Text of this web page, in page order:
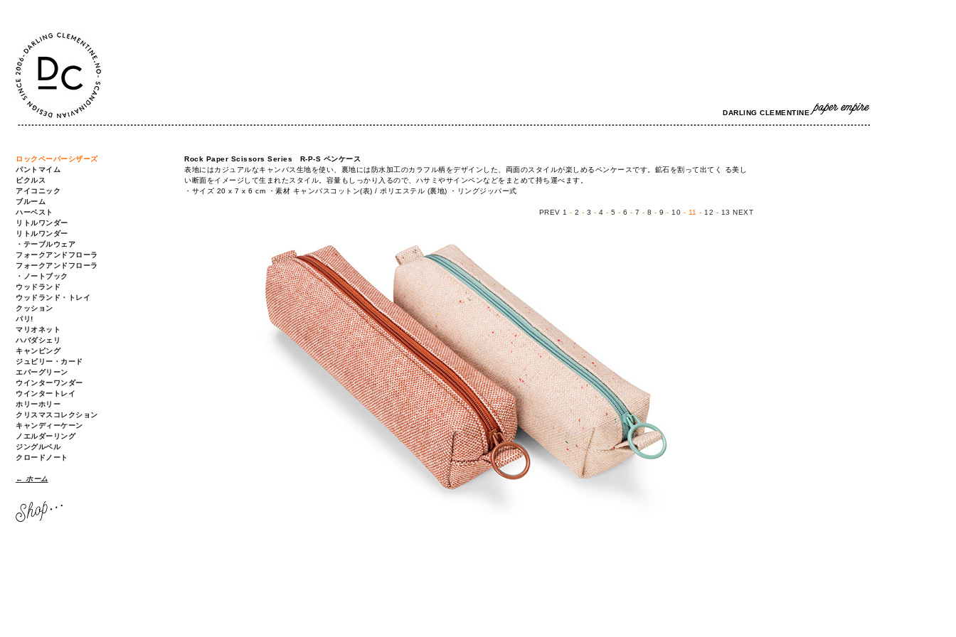
DARLING CLEMENTINE
ロックペーパーシザーズ
パントマイム
ピクルス
アイコニック
ブルーム
ハーベスト
リトルワンダー
リトルワンダー
・テーブルウェア
フォークアンドフローラ
フォークアンドフローラ
・ノートブック
ウッドランド
ウッドランド・トレイ
クッション
パリ!
マリオネット
ハバダシェリ
キャンピング
ジュビリー・カード
エバーグリーン
ウインターワンダー
ウインタートレイ
ホリーホリー
クリスマスコレクション
キャンディーケーン
ノエルダーリング
ジングルベル
クロードノート
← ホーム
Rock Paper Scissors Series R-P-S ペンケース
表地にはカジュアルなキャンバス生地を使い、裏地には防水加工のカラフル柄をデザインした、両面のスタイルが楽しめるペンケースです。鉱石を割って出てく る美し
い断面をイメージして生まれたスタイル。容量もしっかり入るので、ハサミやサインペンなどをまとめて持ち運べます。
・サイズ 20 x 7 x 6 cm ・素材 キャンバスコットン(表) / ポリエステル (裏地) ・リングジッパー式
PREV 1 - 2 - 3 - 4 - 5 - 6 - 7 - 8 - 9 - 10 - 11 - 12 - 13 NEXT